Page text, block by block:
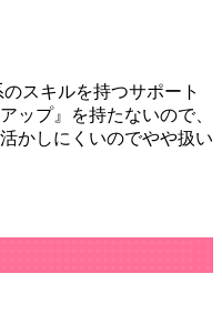
スキルを持つサポート
ップ』を持たないので、
かしにくいのでやや扱い